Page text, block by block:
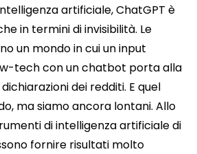
artificiale, ChatGPT è
in termini di invisibilità. Le
un mondo in cui un input
tech con un chatbot porta alla
dei redditi. E quel
ma siamo ancora lontani. Allo
di intelligenza artificiale di
fornire risultati molto